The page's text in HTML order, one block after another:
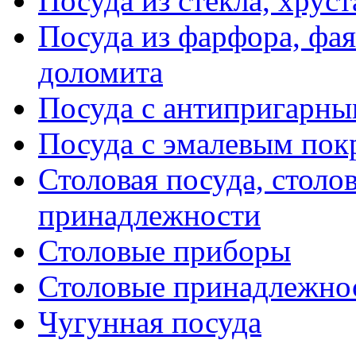
Посуда из фарфора,
доломита
Посуда с
Посуда с эмалевым
Столовая посуда,
принадлежности
Столовые приборы
Столовые
Чугунная посуда